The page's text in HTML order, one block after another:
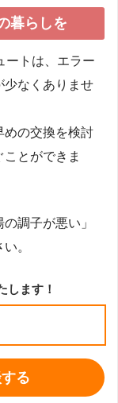
暮らしを
ートは、エラー
少なくありませ
めの交換を検討
とができま
調子が悪い」
。
します！
る